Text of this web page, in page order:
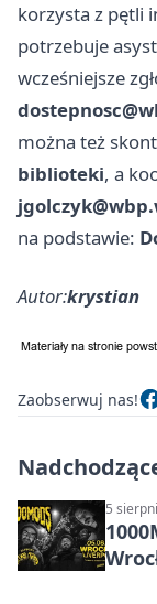
korzysta z pętli
potrzebuje
wcześniejsze
można też
biblioteki, a
na podstawie:
Autor:krystian
Zaobserwuj nas!
5